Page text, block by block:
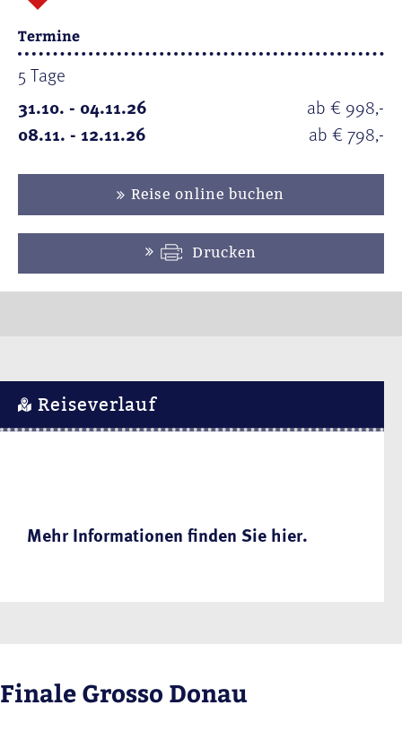
Termine
5 Tage
31.10. - 04.11.26
ab € 998,-
08.11. - 12.11.26
ab € 798,-
Reise online buchen
Drucken
Reiseverlauf
Mehr Informationen finden Sie hier.
Finale Grosso Donau